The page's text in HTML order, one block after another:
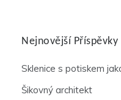
Nejnovější Příspěvky
Sklenice s potiskem
Šikovný architekt